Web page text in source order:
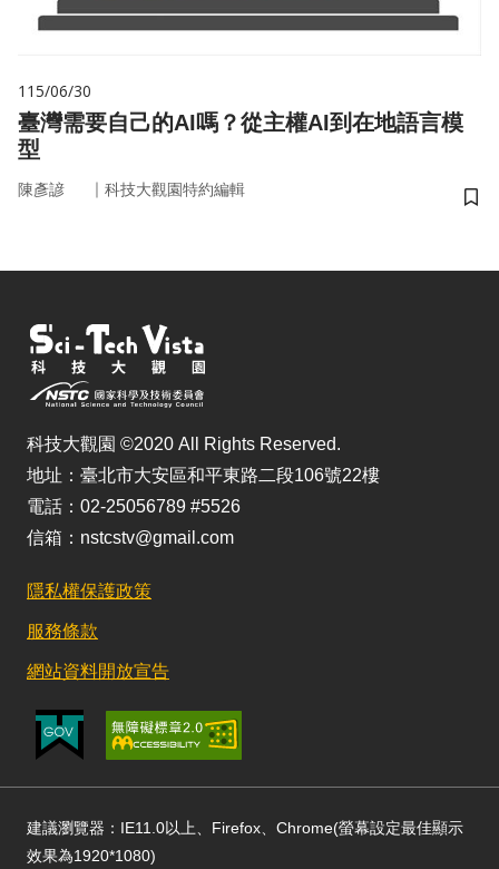
115/06/30
臺灣需要自己的AI嗎？從主權AI到在地語言模
型
陳彥諺 ｜ 科技大觀園特約編輯
儲
科技大觀園 ©2020 All Rights Reserved.
地址：臺北市大安區和平東路二段106號22樓
電話：02-25056789 #5526
信箱：nstcstv@gmail.com
隱私權保護政策
服務條款
網站資料開放宣告
建議瀏覽器：IE11.0以上、Firefox、Chrome(螢幕設定最佳顯示
效果為1920*1080)